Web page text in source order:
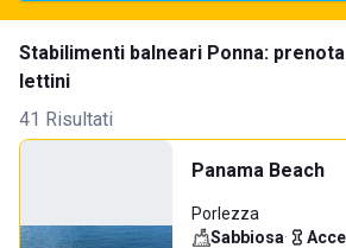
Stabilimenti balneari Ponna:
lettini
41 Risultati
Panama Beach
Porlezza
Sabbiosa·